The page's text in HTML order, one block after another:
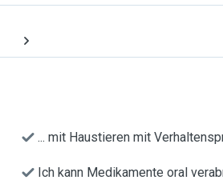
... mit Haustieren mit
Ich kann Medikamente oral